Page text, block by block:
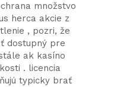
množstvo
herca akcie z
, pozri, že
dostupný pre
ak kasíno
. licencia
typicky brať